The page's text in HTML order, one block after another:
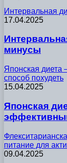
Интервальная
17.04.2025
минусы
Японская диета
способ похудеть
15.04.2025
Японская
питание для
09.04.2025